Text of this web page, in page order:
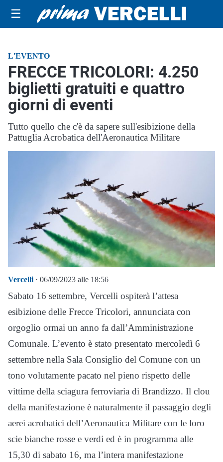
☰
L'EVENTO
FRECCE TRICOLORI: 4.250
biglietti gratuiti e quattro
giorni di eventi
Tutto quello che c'è da sapere sull'esibizione della
Pattuglia Acrobatica dell'Aeronautica Militare
Vercelli · 06/09/2023 alle 18:56
Sabato 16 settembre, Vercelli ospiterà l’attesa
esibizione delle Frecce Tricolori, annunciata con
orgoglio ormai un anno fa dall’Amministrazione
Comunale. L’evento è stato presentato mercoledì 6
settembre nella Sala Consiglio del Comune con un
tono volutamente pacato nel pieno rispetto delle
vittime della sciagura ferroviaria di Brandizzo. Il clou
della manifestazione è naturalmente il passaggio degli
aerei acrobatici dell’Aeronautica Militare con le loro
scie bianche rosse e verdi ed è in programma alle
15,30 di sabato 16, ma l’intera manifestazione